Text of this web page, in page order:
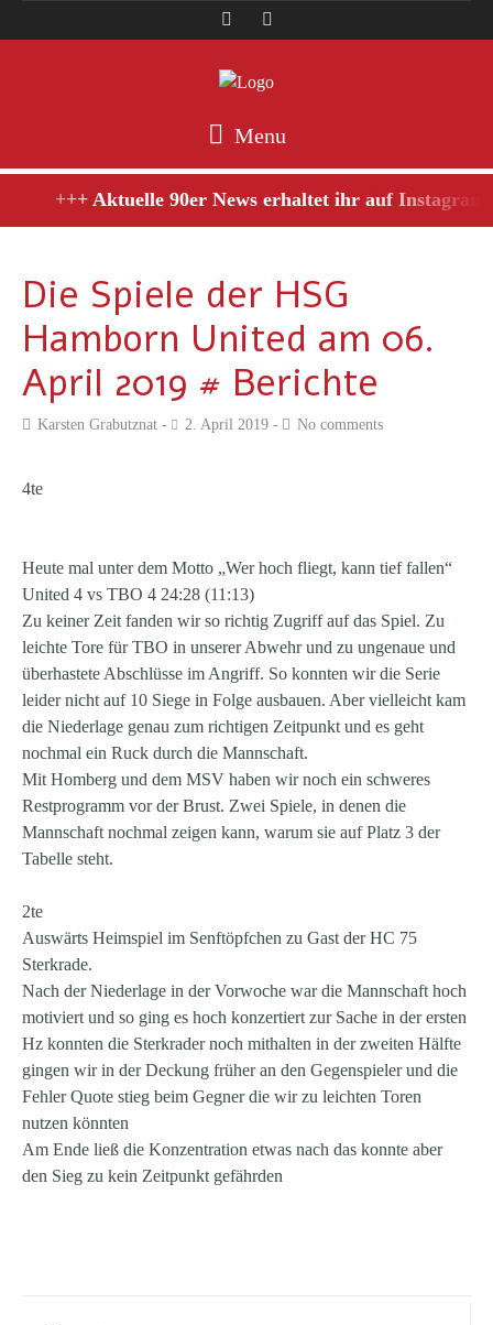
Menu
+++ Aktuelle 90er News erhaltet ihr auf
Die Spiele der HSG
Hamborn United am 06.
April 2019 # Berichte
Karsten Grabutznat 2. April 2019 No comments
4te
Heute mal unter dem Motto „Wer hoch fliegt, kann tief fallen“
United 4 vs TBO 4 24:28 (11:13)
Zu keiner Zeit fanden wir so richtig Zugriff auf das Spiel. Zu
leichte Tore für TBO in unserer Abwehr und zu ungenaue und
überhastete Abschlüsse im Angriff. So konnten wir die Serie
leider nicht auf 10 Siege in Folge ausbauen. Aber vielleicht kam
die Niederlage genau zum richtigen Zeitpunkt und es geht
nochmal ein Ruck durch die Mannschaft.
Mit Homberg und dem MSV haben wir noch ein schweres
Restprogramm vor der Brust. Zwei Spiele, in denen die
Mannschaft nochmal zeigen kann, warum sie auf Platz 3 der
Tabelle steht.
2te
Auswärts Heimspiel im Senftöpfchen zu Gast der HC 75
Sterkrade.
Nach der Niederlage in der Vorwoche war die Mannschaft hoch
motiviert und so ging es hoch konzertiert zur Sache in der ersten
Hz konnten die Sterkrader noch mithalten in der zweiten Hälfte
gingen wir in der Deckung früher an den Gegenspieler und die
Fehler Quote stieg beim Gegner die wir zu leichten Toren
nutzen könnten
Am Ende ließ die Konzentration etwas nach das konnte aber
den Sieg zu kein Zeitpunkt gefährden